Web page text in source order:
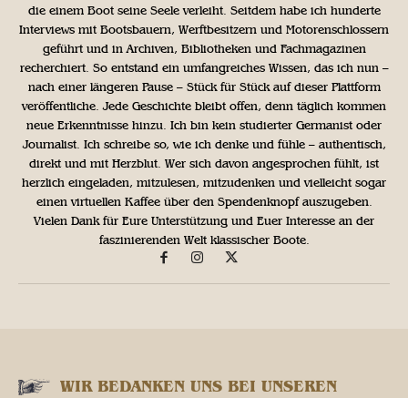
die einem Boot seine Seele verleiht. Seitdem habe ich hunderte
Interviews mit Bootsbauern, Werftbesitzern und Motorenschlossern
geführt und in Archiven, Bibliotheken und Fachmagazinen
recherchiert. So entstand ein umfangreiches Wissen, das ich nun –
nach einer längeren Pause – Stück für Stück auf dieser Plattform
veröffentliche. Jede Geschichte bleibt offen, denn täglich kommen
neue Erkenntnisse hinzu. Ich bin kein studierter Germanist oder
Journalist. Ich schreibe so, wie ich denke und fühle – authentisch,
direkt und mit Herzblut. Wer sich davon angesprochen fühlt, ist
herzlich eingeladen, mitzulesen, mitzudenken und vielleicht sogar
einen virtuellen Kaffee über den Spendenknopf auszugeben.
Vielen Dank für Eure Unterstützung und Euer Interesse an der
faszinierenden Welt klassischer Boote.
WIR BEDANKEN UNS BEI UNSEREN